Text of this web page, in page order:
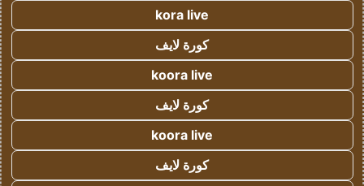
kora live
كورة لايف
koora live
كورة لايف
koora live
كورة لايف